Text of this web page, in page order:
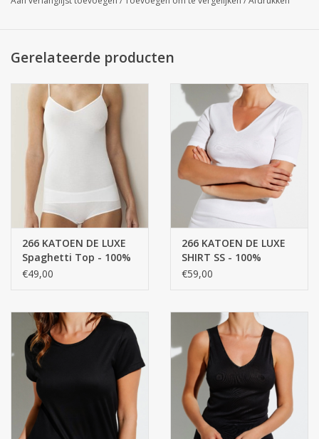
Gerelateerde producten
266 KATOEN DE LUXE
Spaghetti Top - 100%
katoen getwijnd fijn,
€49,00
266 KATOEN DE LUXE
SHIRT SS - 100%
katoen getwijnd fijn,
€59,00